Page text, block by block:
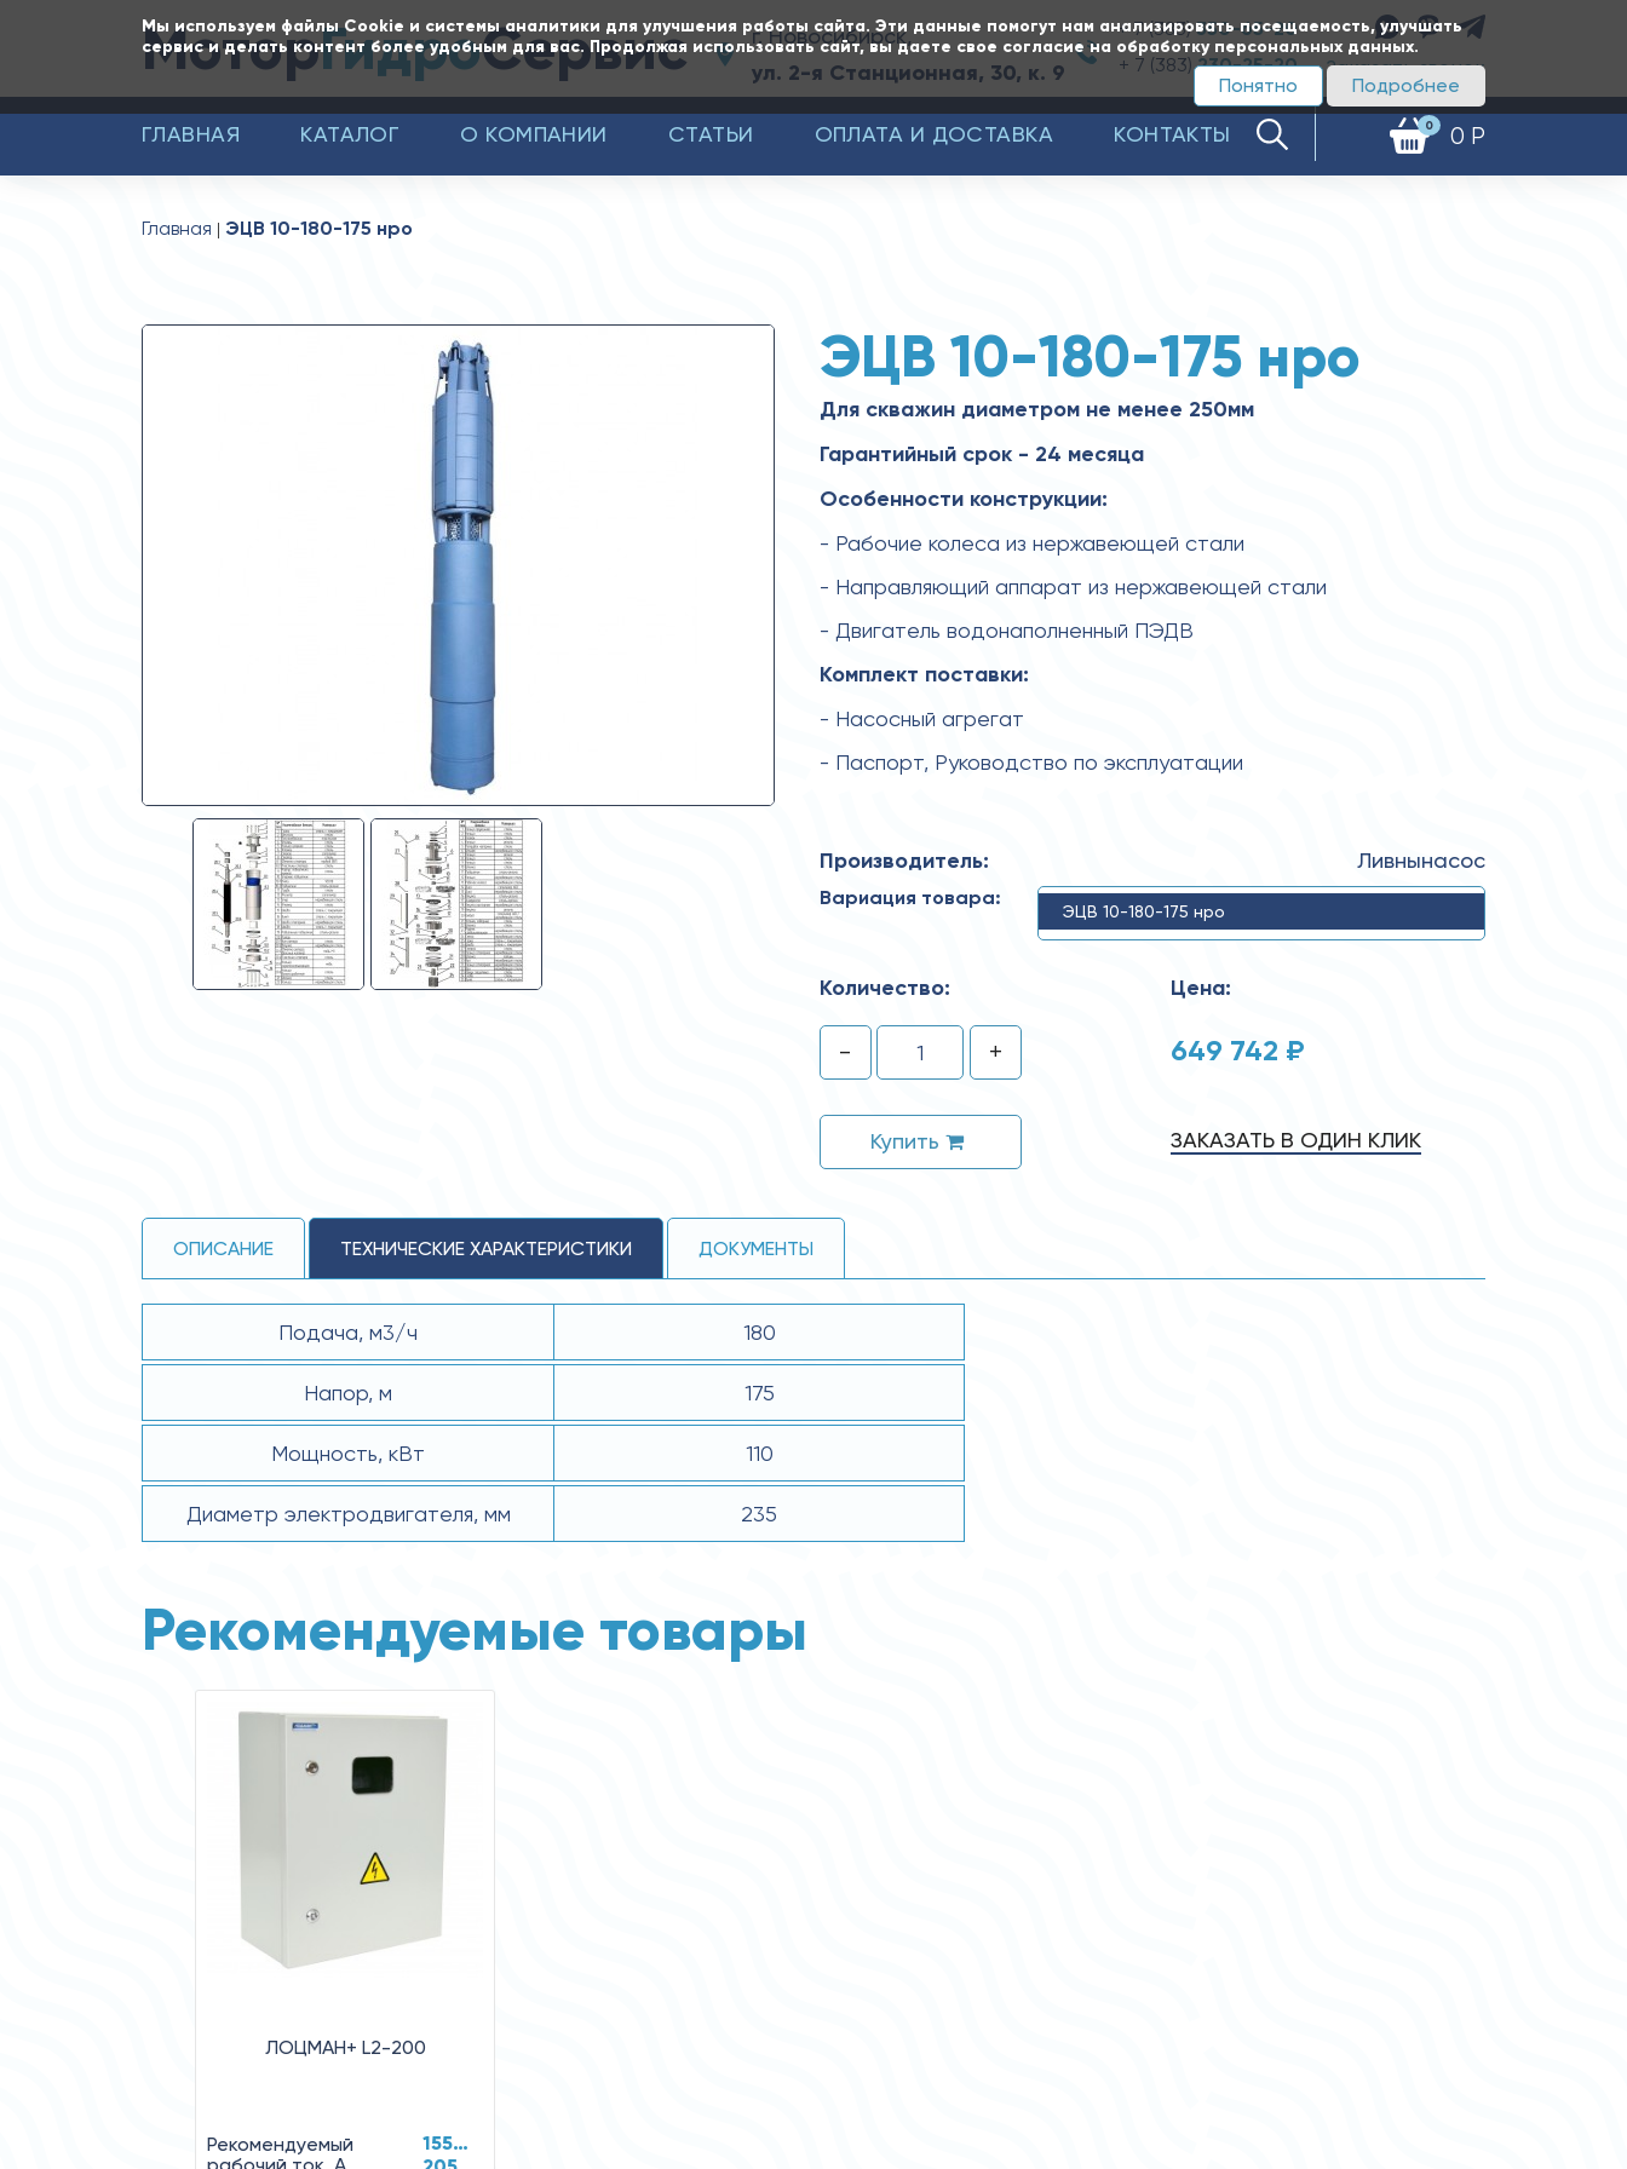
Мы используем файлы Cookie и системы аналитики для улучшения работы сайта. Эти данные помогут нам анализировать посещаемость, улучшать
сервис и делать контент более удобным для вас. Продолжая использовать сайт, вы даете свое согласие на обработку персональных данных.
Подробнее
Понятно
МоторГидроСервис г. Новосибирск,
ул. 2-я Станционная, 30, к. 9
+ 7 (383)350-65-20
+ 7 (383)230-25-20 Заказать звонок
0 0 Р
ГЛАВНАЯ КАТАЛОГ О КОМПАНИИ СТАТЬИ ОПЛАТА И ДОСТАВКА КОНТАКТЫ
Главная ЭЦВ 10-180-175 нро
ЭЦВ 10-180-175 нро
Для скважин диаметром не менее 250мм
Гарантийный срок - 24 месяца
Особенности конструкции:
- Рабочие колеса из нержавеющей стали
- Направляющий аппарат из нержавеющей стали
- Двигатель водонаполненный ПЭДВ
Комплект поставки:
- Насосный агрегат
- Паспорт, Руководство по эксплуатации
Производитель: Ливнынасос
Вариация товара:
ЭЦВ 10-180-175 нро
Количество:
- +
Купить
Цена:
649 742 ₽
ЗАКАЗАТЬ В ОДИН КЛИК
ОПИСАНИЕ ТЕХНИЧЕСКИЕ ХАРАКТЕРИСТИКИ ДОКУМЕНТЫ
Подача, м3/ч 180
Напор, м 175
Мощность, кВт 110
Диаметр электродвигателя, мм 235
Рекомендуемые товары
ЛОЦМАН+ L2-200
Рекомендуемый
155…